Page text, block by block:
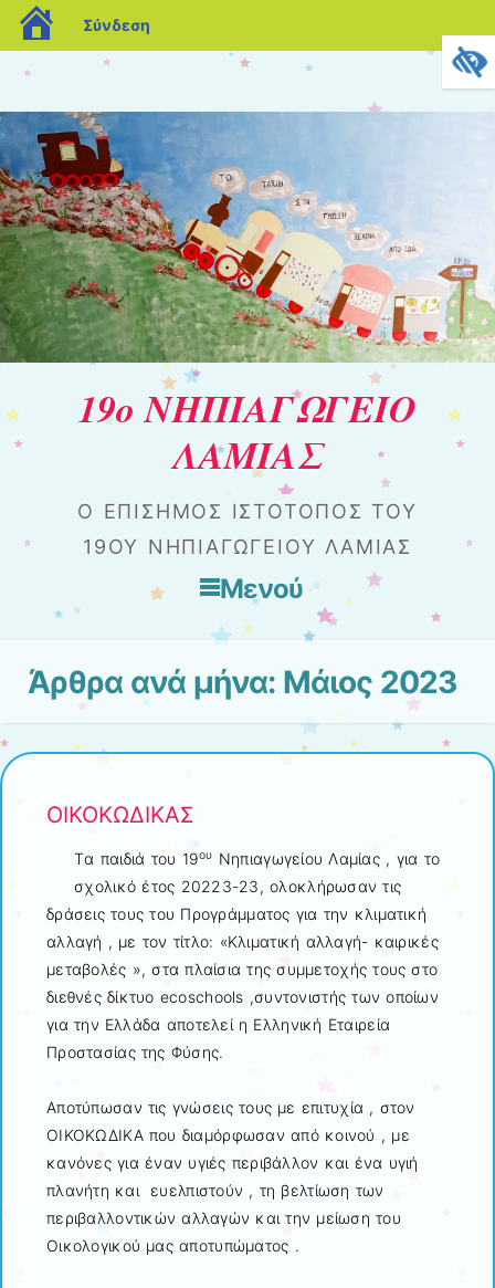
blogs.sch.gr
Σύνδεση
19ο ΝΗΠΙΑΓΩΓΕΙΟ
ΛΑΜΙΑΣ
Ο ΕΠΊΣΗΜΟΣ ΙΣΤΌΤΟΠΟΣ ΤΟΥ
19ΟΥ ΝΗΠΙΑΓΩΓΕΊΟΥ ΛΑΜΊΑΣ
Μενού
Άρθρα ανά μήνα: Μάιος 2023
ΟΙΚΟΚΩΔΙΚΑΣ
Tα παιδιά του 19ου Νηπιαγωγείου Λαμίας , για το
σχολικό έτος 20223-23, ολοκλήρωσαν τις
δράσεις τους του Προγράμματος για την κλιματική
αλλαγή , με τον τίτλο: «Κλιματική αλλαγή- καιρικές
μεταβολές », στα πλαίσια της συμμετοχής τους στο
διεθνές δίκτυο ecoschools ,συντονιστής των οποίων
για την Ελλάδα αποτελεί η Ελληνική Εταιρεία
Προστασίας της Φύσης.
Αποτύπωσαν τις γνώσεις τους με επιτυχία , στον
ΟΙΚΟΚΩΔΙΚΑ που διαμόρφωσαν από κοινού , με
κανόνες για έναν υγιές περιβάλλον και ένα υγιή
πλανήτη και ευελπιστούν , τη βελτίωση των
περιβαλλοντικών αλλαγών και την μείωση του
Οικολογικού μας αποτυπώματος .